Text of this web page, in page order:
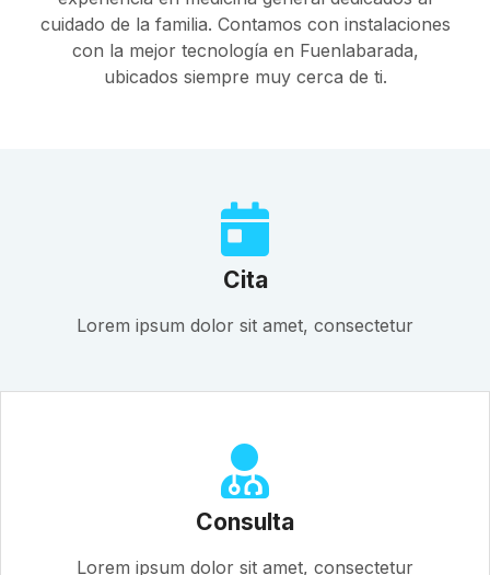
cuidado de la familia. Contamos con instalaciones
con la mejor tecnología en Fuenlabarada,
ubicados siempre muy cerca de ti.
Cita
Lorem ipsum dolor sit amet, consectetur
Consulta
Lorem ipsum dolor sit amet, consectetur